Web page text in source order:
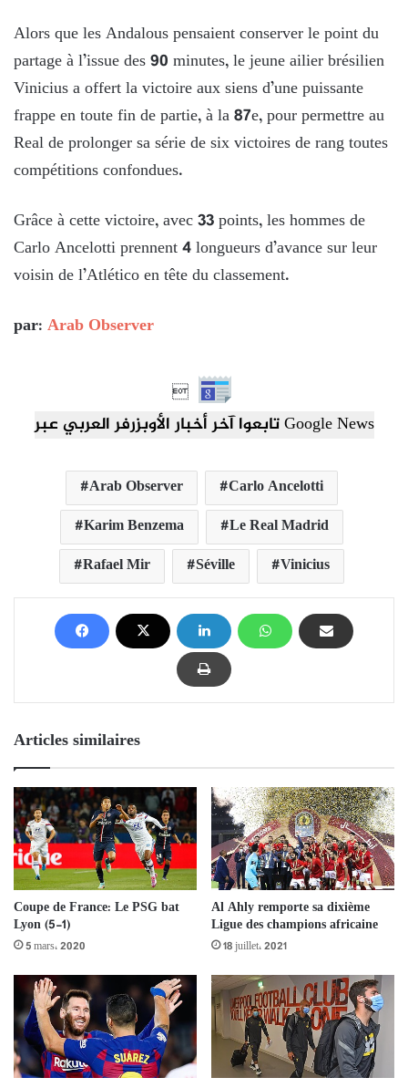
Alors que les Andalous pensaient conserver le point du
partage à l’issue des 90 minutes, le jeune ailier brésilien
Vinicius a offert la victoire aux siens d’une puissante
frappe en toute fin de partie, à la 87e, pour permettre au
Real de prolonger sa série de six victoires de rang toutes
compétitions confondues.
Grâce à cette victoire, avec 33 points, les hommes de
Carlo Ancelotti prennent 4 longueurs d’avance sur leur
voisin de l’Atlético en tête du classement.
par: Arab Observer

تابعوا آخر أخبار الأوبزرفر العربي عبر Google News
Arab Observer
Carlo Ancelotti
Karim Benzema
Le Real Madrid
Rafael Mir
Séville Vinicius
Articles similaires
Coupe de France: Le PSG bat
Lyon (5-1)
5 mars، 2020
Al Ahly remporte sa dixième
Ligue des champions africaine
18 juillet، 2021